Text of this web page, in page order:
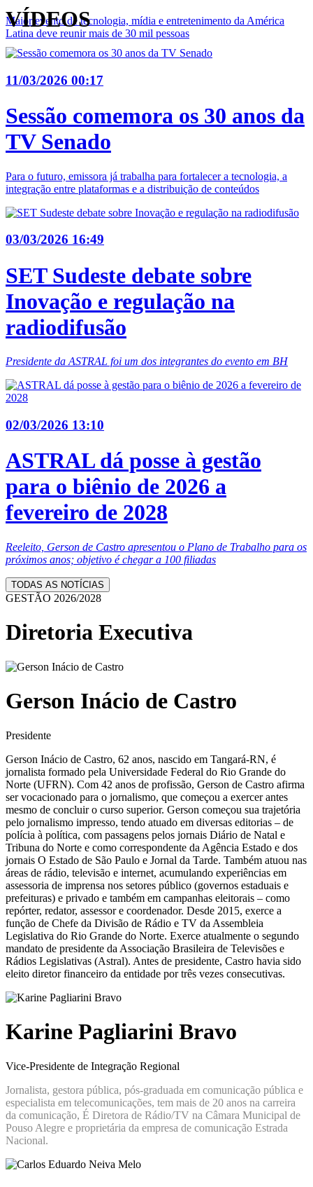
Maior evento de tecnologia, mídia e entretenimento da América
Latina deve reunir mais de 30 mil pessoas
VÍDEOS
11/03/2026 00:17
Sessão comemora os 30 anos da
TV Senado
Para o futuro, emissora já trabalha para fortalecer a tecnologia, a
integração entre plataformas e a distribuição de conteúdos
03/03/2026 16:49
SET Sudeste debate sobre
Inovação e regulação na
radiodifusão
Presidente da ASTRAL foi um dos integrantes do evento em BH
02/03/2026 13:10
ASTRAL dá posse à gestão
para o biênio de 2026 a
fevereiro de 2028
Reeleito, Gerson de Castro apresentou o Plano de Trabalho para os
próximos anos; objetivo é chegar a 100 filiadas
TODAS AS NOTÍCIAS
GESTÃO 2026/2028
Diretoria Executiva
Gerson Inácio de Castro
Presidente
Gerson Inácio de Castro, 62 anos, nascido em Tangará-RN, é
jornalista formado pela Universidade Federal do Rio Grande do
Norte (UFRN). Com 42 anos de profissão, Gerson de Castro afirma
ser vocacionado para o jornalismo, que começou a exercer antes
mesmo de concluir o curso superior. Gerson começou sua trajetória
pelo jornalismo impresso, tendo atuado em diversas editorias – de
polícia à política, com passagens pelos jornais Diário de Natal e
Tribuna do Norte e como correspondente da Agência Estado e dos
jornais O Estado de São Paulo e Jornal da Tarde. Também atuou nas
áreas de rádio, televisão e internet, acumulando experiências em
assessoria de imprensa nos setores público (governos estaduais e
prefeituras) e privado e também em campanhas eleitorais – como
repórter, redator, assessor e coordenador. Desde 2015, exerce a
função de Chefe da Divisão de Rádio e TV da Assembleia
Legislativa do Rio Grande do Norte. Exerce atualmente o segundo
mandato de presidente da Associação Brasileira de Televisões e
Rádios Legislativas (Astral). Antes de presidente, Castro havia sido
eleito diretor financeiro da entidade por três vezes consecutivas.
Karine Pagliarini Bravo
Vice-Presidente de Integração Regional
Jornalista, gestora pública, pós-graduada em comunicação pública e
especialista em telecomunicações, tem mais de 20 anos na carreira
da comunicação, É Diretora de Rádio/TV na Câmara Municipal de
Pouso Alegre e proprietária da empresa de comunicação Estrada
Nacional.